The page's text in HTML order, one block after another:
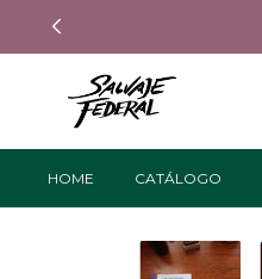
HOME CATÁLOGO